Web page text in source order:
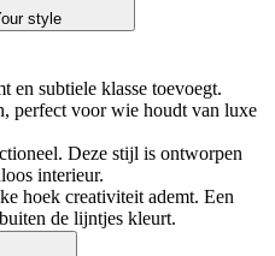
style
en subtiele klasse toevoegt.
perfect voor wie houdt van luxe
Deze stijl is ontworpen
interieur.
hoek creativiteit ademt. Een
de lijntjes kleurt.